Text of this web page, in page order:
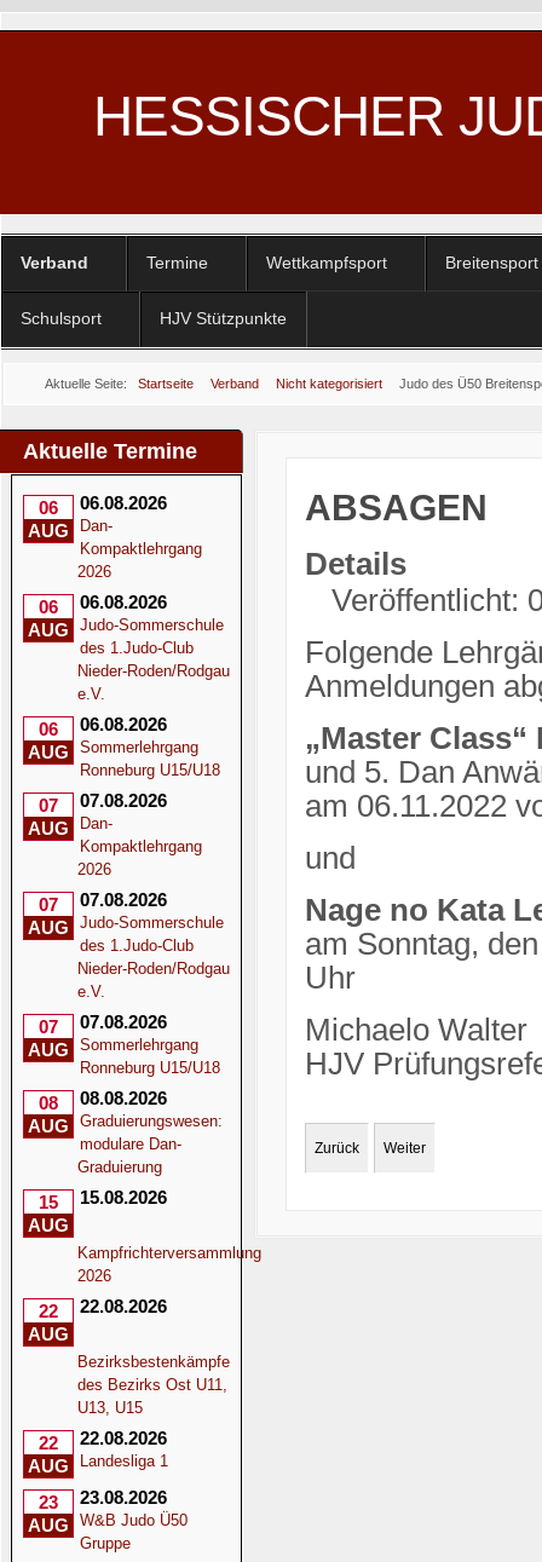
HESSISCHER
Verband Termine Wettkampfsport Breitensport
Schulsport HJV Stützpunkte
Aktuelle Seite: Startseite Verband Nicht kategorisiert Judo des Ü50
Aktuelle Termine
06
AUG
06.08.2026
Dan-
Kompaktlehrgang
2026
06
AUG
06.08.2026
Judo-Sommerschule
des 1.Judo-Club
Nieder-Roden/Rodgau
e.V.
06
AUG
06.08.2026
Sommerlehrgang
Ronneburg U15/U18
07
AUG
07.08.2026
Dan-
Kompaktlehrgang
2026
07
AUG
07.08.2026
Judo-Sommerschule
des 1.Judo-Club
Nieder-Roden/Rodgau
e.V.
07
AUG
07.08.2026
Sommerlehrgang
Ronneburg U15/U18
08
AUG
08.08.2026
Graduierungswesen:
modulare Dan-
Graduierung
15
AUG
15.08.2026
Kampfrichterversammlung
2026
22
AUG
22.08.2026
Bezirksbestenkämpfe
des Bezirks Ost U11,
U13, U15
22
AUG
22.08.2026
Landesliga 1
23
AUG
23.08.2026
W&B Judo Ü50
Gruppe
ABSAGEN
Details
Veröffentlicht:
Folgende
Anmeldungen
„Master
und 5. Dan
am 06.11.2022
und
Nage no Kata
am Sonntag,
Uhr
Michaelo
HJV
Zurück Weiter